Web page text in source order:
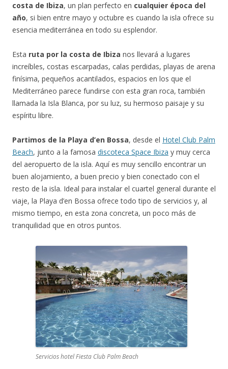
costa de Ibiza, un plan perfecto en cualquier época del
año, si bien entre mayo y octubre es cuando la isla ofrece su
esencia mediterránea en todo su esplendor.
Esta ruta por la costa de Ibiza nos llevará a lugares
increíbles, costas escarpadas, calas perdidas, playas de arena
finísima, pequeños acantilados, espacios en los que el
Mediterráneo parece fundirse con esta gran roca, también
llamada la Isla Blanca, por su luz, su hermoso paisaje y su
espíritu libre.
Partimos de la Playa d’en Bossa, desde el Hotel Club Palm
Beach, junto a la famosa discoteca Space Ibiza y muy cerca
del aeropuerto de la isla. Aquí es muy sencillo encontrar un
buen alojamiento, a buen precio y bien conectado con el
resto de la isla. Ideal para instalar el cuartel general durante el
viaje, la Playa d’en Bossa ofrece todo tipo de servicios y, al
mismo tiempo, en esta zona concreta, un poco más de
tranquilidad que en otros puntos.
Servicios hotel Fiesta Club Palm Beach